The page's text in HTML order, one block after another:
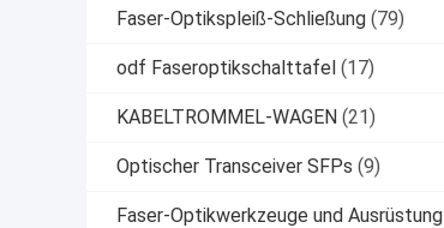
Faser-Optikspleiß-Schließung (79)
odf Faseroptikschalttafel (17)
KABELTROMMEL-WAGEN (21)
Optischer Transceiver SFPs (9)
Faser-Optikwerkzeuge und Ausrüstung